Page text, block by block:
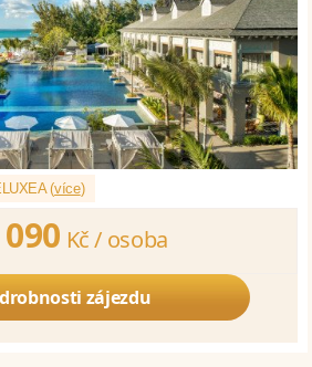
(více)
Kč / osoba
zájezdu